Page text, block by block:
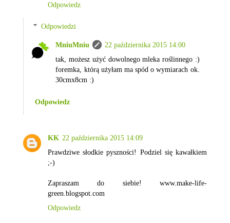
Odpowiedz
Odpowiedzi
MniuMniu
22 października 2015 14:00
tak, możesz użyć dowolnego mleka roślinnego :)
foremka, którą użyłam ma spód o wymiarach ok.
30cmx8cm :)
Odpowiedz
KK 22 października 2015 14:09
Prawdziwe słodkie pyszności! Podziel się kawałkiem
;-)
Zapraszam do siebie! www.make-life-
green.blogspot.com
Odpowiedz